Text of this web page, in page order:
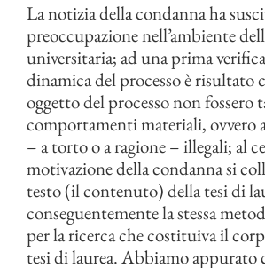
La notizia della condanna ha
preoccupazione nell’ambiente
universitaria; ad una prima
dinamica del processo è risultato
oggetto del processo non fossero
comportamenti materiali, ovvero
– a torto o a ragione – illegali; al
motivazione della condanna si
testo (il contenuto) della tesi di
conseguentemente la stessa
per la ricerca che costituiva il
tesi di laurea. Abbiamo appurato